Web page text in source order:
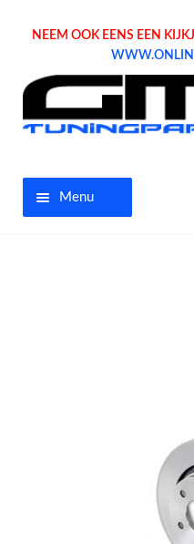
NEEM OOK EENS EEN
Menu
Bedrijfswagen parts